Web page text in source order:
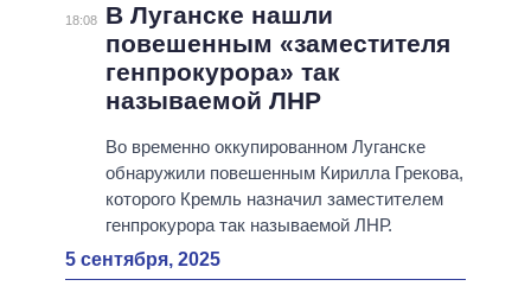
18:08
В Луганске нашли
повешенным «заместителя
генпрокурора» так
называемой ЛНР
Во временно оккупированном Луганске
обнаружили повешенным Кирилла Грекова,
которого Кремль назначил заместителем
генпрокурора так называемой ЛНР.
5 сентября, 2025